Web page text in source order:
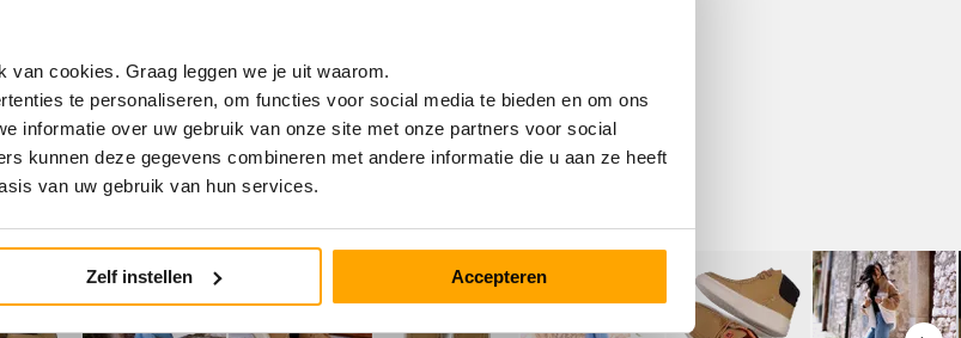
van cookies. Graag leggen we je uit waarom.
te personaliseren, om functies voor social media te bieden en om ons
informatie over uw gebruik van onze site met onze partners voor social
kunnen deze gegevens combineren met andere informatie die u aan ze heeft
van uw gebruik van hun services.
Zelf instellen Accepteren